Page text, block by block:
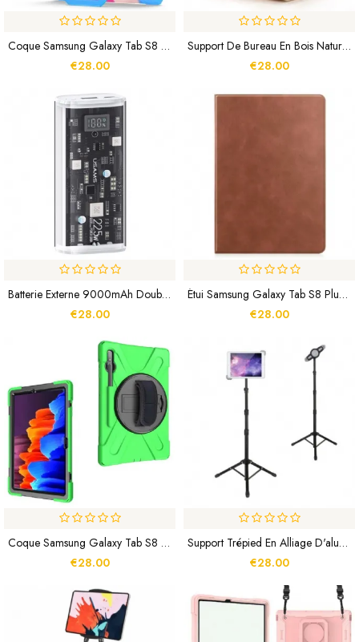
Coque Samsung Galaxy Tab S8 Plus / S7 Plus / S7 FE Support Et Bandoulière Color
€28.00
Support De Bureau En Bois Naturel Style 70 Pour Tablette
€28.00
Batterie Externe 9000mAh Double Ports Affichage Digital
€28.00
Étui Samsung Galaxy Tab S8 Plus / S7 Plus Simili Cuir Classique
€28.00
Coque Samsung Galaxy Tab S8 Plus / S7 Plus Ultra Résistante
€28.00
Support Trépied En Alliage D'aluminium Pour Tablette
€28.00